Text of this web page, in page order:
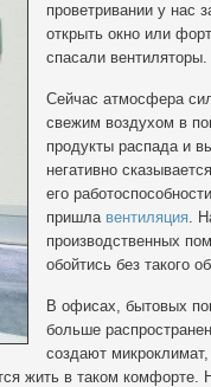
проветривании у нас
открыть окно или
спасали вентиляторы.
Сейчас атмосфера
свежим воздухом в
продукты распада и
негативно
его
пришла вентиляция.
производственных
обойтись без такого
В офисах, бытовых
больше
создают
жить в таком комфорте.